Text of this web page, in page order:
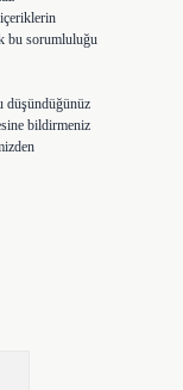
bu sorumluluğu
düşündüğünüz
bildirmeniz